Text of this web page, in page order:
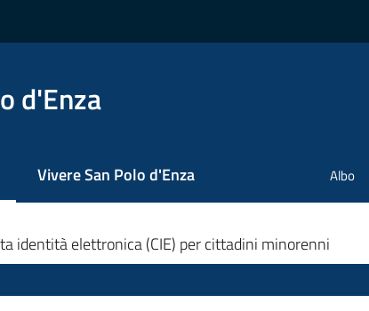
d'Enza
Vivere San Polo d'Enza Albo
identità elettronica (CIE) per cittadini minorenni